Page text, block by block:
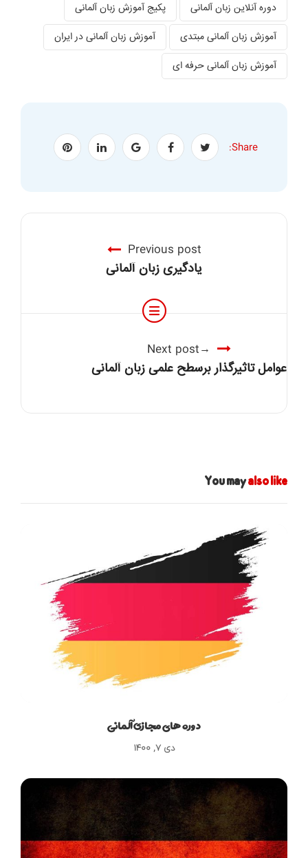
آموزش زبان آلمانی حرفه ای
آموزش زبان آلمانی در ایران آموزش زبان آلمانی مبتدی
پکیج آموزش زبان آلمانی دوره آنلاین زبان آلمانی
Share:
Previous post
یادگیری زبان آلمانی
Next post
عوامل تاثیرگذار برسطح علمی زبان آلمانی
You mayalso like
دوره های مجازی آلمانی
دی ۷, ۱۴۰۰